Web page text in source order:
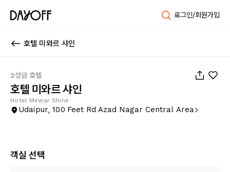
로그인/회원가입
호텔 미와르 샤인
2성급 호텔
호텔 미와르 샤인
Hotel Mewar Shine
Udaipur, 100 Feet Rd Azad Nagar Central Area
객실 선택